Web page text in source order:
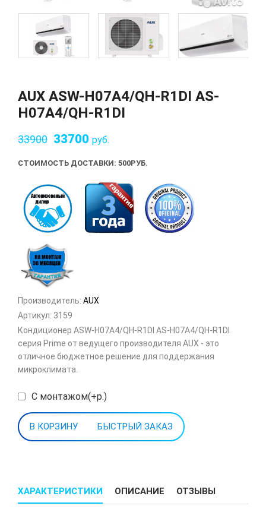
AUX ASW-H07A4/QH-R1DI AS-
H07A4/QH-R1DI
33900 33700 руб.
СТОИМОСТЬ ДОСТАВКИ: 500РУБ.
Производитель: AUX
Артикул: 3159
Кондиционер ASW-H07A4/QH-R1DI AS-H07A4/QH-R1DI
серия Prime от ведущего производителя AUX - это
отличное бюджетное решение для поддержания
микроклимата.
С монтажом(+р.)
БЫСТРЫЙ ЗАКАЗ
ХАРАКТЕРИСТИКИ ОПИСАНИЕ ОТЗЫВЫ